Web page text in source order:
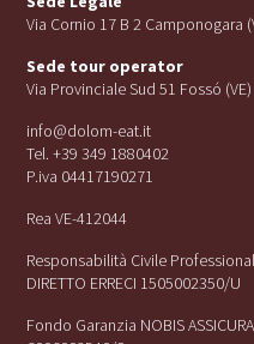
Via Cornio 17 B 2 Camponogara
Sede tour operator
Via Provinciale Sud 51 Fossó (VE)
info@dolom-eat.it
Tel. +39 349 1880402
P.iva 04417190271
Rea VE-412044
Responsabilità Civile
DIRETTO ERRECI 1505002350/U
Fondo Garanzia NOBIS